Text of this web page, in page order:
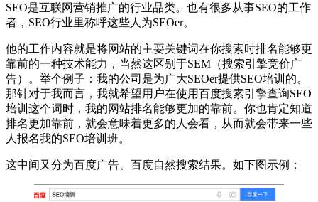
SEO是互联网营销推广的行业品类。也有很多从事SEO的工作
者，SEO行业里称呼这些人为SEOer。
他的工作内容就是将网站的主要关键词在你搜索时排名能够更
靠前的一种技术能力，当然这区别于SEM（搜索引擎竞价广
告）。举个例子：我的公司是为广大SEOer提供SEO培训的。
那针对于我而言，我就希望用户在使用百度搜索引擎查询SEO
培训这个词时，我的网站排名能够更加的靠前。你也肯定知道
排名更加靠前，就会意味着更多的人会看，从而就会带来一些
人报名我的SEO培训班。
这中间又分为百度广告、百度自然搜索结果。如下图示例：